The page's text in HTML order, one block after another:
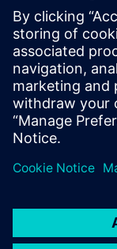
Cerberus PROs
naturlige,
for å hjelpe deg
skader på